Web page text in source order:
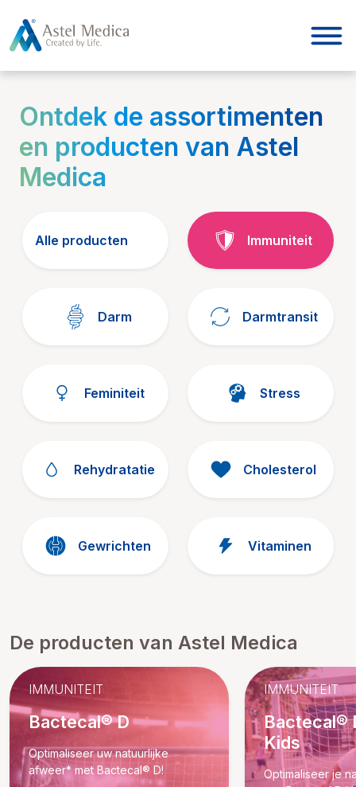
Ontdek de assortimenten
en producten van Astel
Medica
Alle producten Immuniteit
Darm Darmtransit
Feminiteit Stress
Rehydratatie Cholesterol
Gewrichten Vitaminen
De producten van Astel Medica
IMMUNITEIT
Bactecal® D
Optimaliseer uw natuurlijke
afweer* met Bactecal® D!
IMMUNITEIT
Bactecal®
Kids
Optimaliseer je